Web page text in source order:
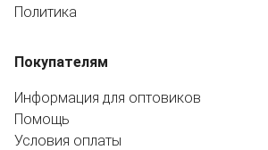
Политика
Покупателям
Информация для оптовиков
Помощь
Условия оплаты